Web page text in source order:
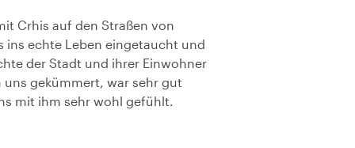
Crhis auf den Straßen von
ins echte Leben eingetaucht und
der Stadt und ihrer Einwohner
gekümmert, war sehr gut
mit ihm sehr wohl gefühlt.